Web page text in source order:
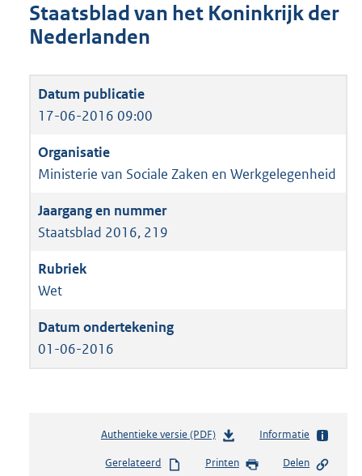
Staatsblad van het Koninkrijk der
Nederlanden
17-06-2016 09:00
Ministerie van Sociale Zaken en Werkgelegenheid
Staatsblad 2016, 219
Wet
01-06-2016
Authentieke versie (PDF)b
s
Informatie
Gerelateerd Printen Delen